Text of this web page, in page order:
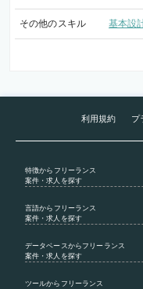
その他のスキル 基本設
利用規約 プ
特徴からフリーランス
案件・求人を探す
言語からフリーランス
案件・求人を探す
データベース からフリーランス
案件・求人を探す
ツールからフリーランス